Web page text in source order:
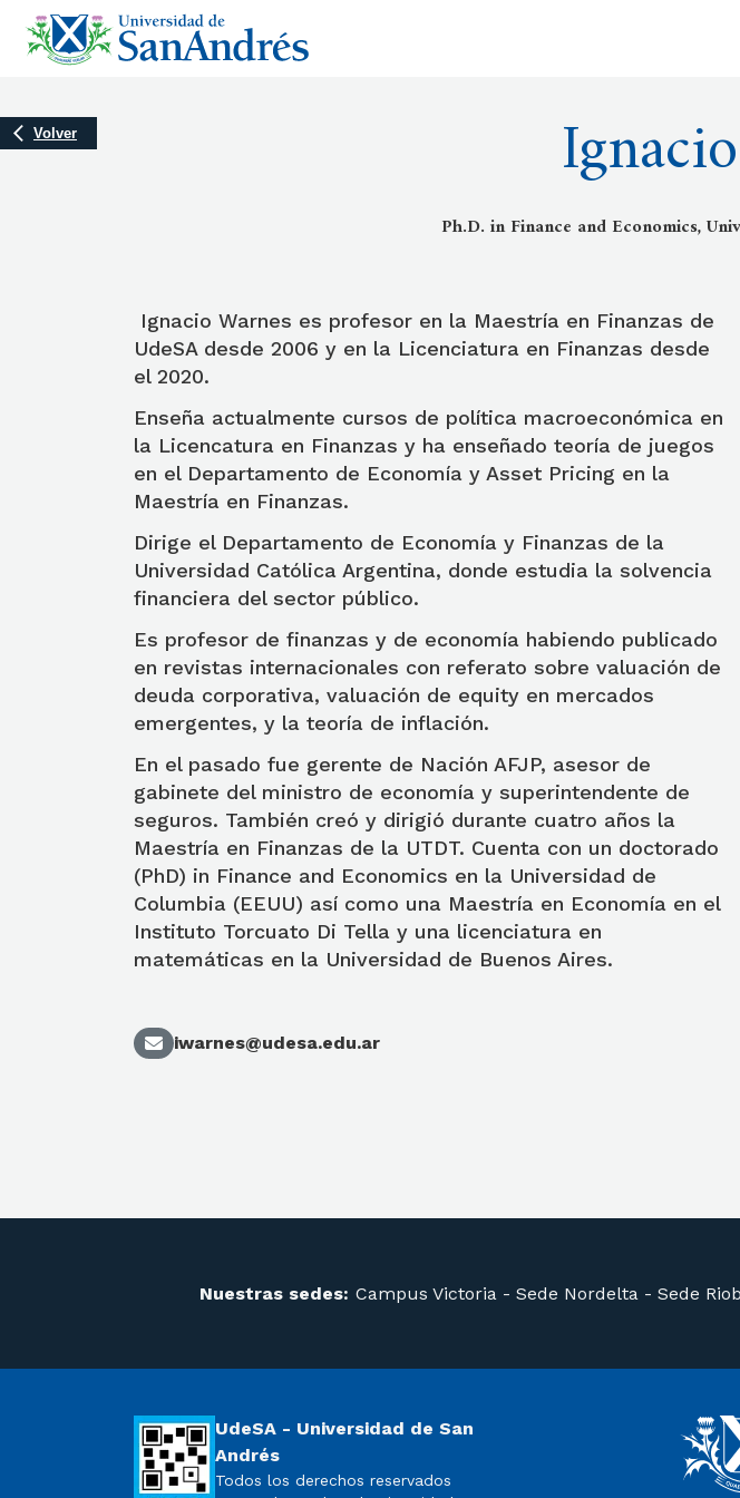
Volver
Ph.D. in Finance and Economics,
Ignacio Warnes es profesor en la Maestría en Finanzas de
UdeSA desde 2006 y en la Licenciatura en Finanzas desde
el 2020.
Enseña actualmente cursos de política macroeconómica en
la Licencatura en Finanzas y ha enseñado teoría de juegos
en el Departamento de Economía y Asset Pricing en la
Maestría en Finanzas.
Dirige el Departamento de Economía y Finanzas de la
Universidad Católica Argentina, donde estudia la solvencia
financiera del sector público.
Es profesor de finanzas y de economía habiendo publicado
en revistas internacionales con referato sobre valuación de
deuda corporativa, valuación de equity en mercados
emergentes, y la teoría de inflación.
En el pasado fue gerente de Nación AFJP, asesor de
gabinete del ministro de economía y superintendente de
seguros. También creó y dirigió durante cuatro años la
Maestría en Finanzas de la UTDT. Cuenta con un doctorado
(PhD) in Finance and Economics en la Universidad de
Columbia (EEUU) así como una Maestría en Economía en el
Instituto Torcuato Di Tella y una licenciatura en
matemáticas en la Universidad de Buenos Aires.
iwarnes@udesa.edu.ar
Nuestras sedes: Campus Victoria - Sede Nordelta - Sede
UdeSA - Universidad de San
Andrés
Todos los derechos reservados